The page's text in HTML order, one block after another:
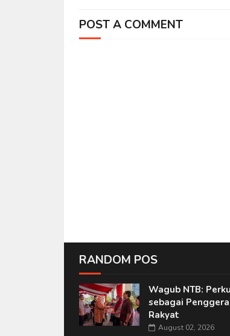
POST A COMMENT
RANDOM POS
Wagub NTB:
sebagai
Rakyat
August 02, 2026